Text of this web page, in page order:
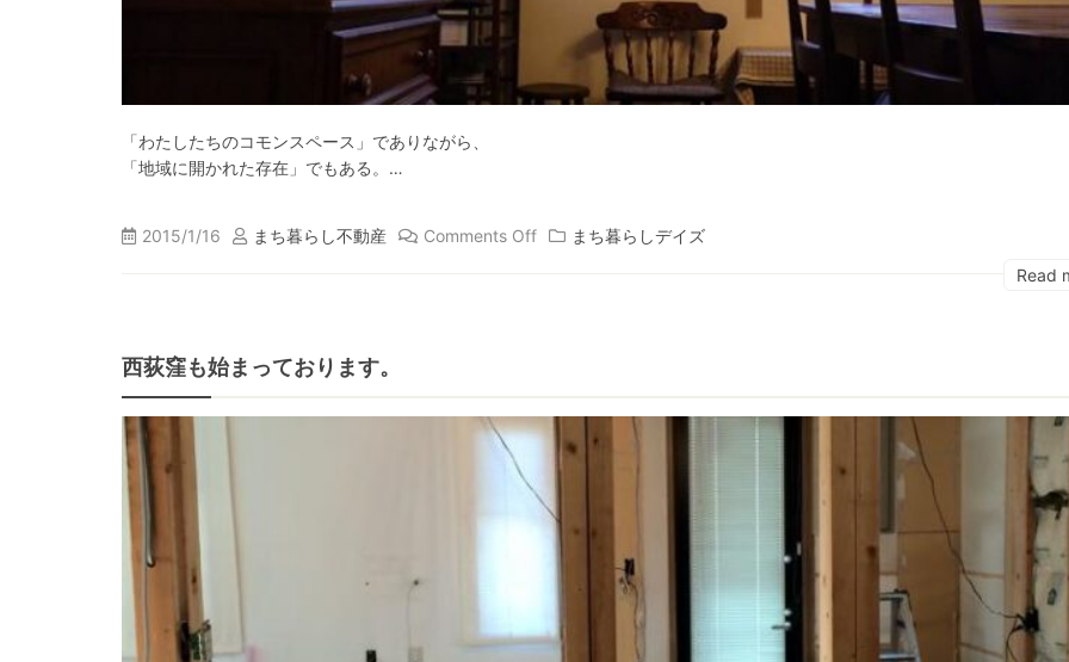
「わたしたちのコモンスペース」でありながら、
「地域に開かれた存在」でもある。…
2015/1/16 まち暮らし不動産 Comments Off
まち暮らしデイズ
Read
西荻窪も始まっております。